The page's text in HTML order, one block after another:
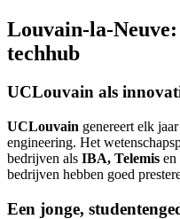
Louvain-la-
techhub
UCLouvain als
UCLouvain genereert elk
engineering. Het
bedrijven als IBA, Telemis en
bedrijven hebben goed
Een jonge,